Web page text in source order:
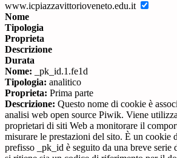
www.icpiazzavittorioveneto.edu.it
Nome
Tipologia
Proprieta
Descrizione
Durata
Nome: _pk_id.1.fe1d
Tipologia: analitico
Proprieta: Prima parte
Descrizione: Questo nome di cookie è
analisi web open source Piwik. Viene
proprietari di siti Web a monitorare il
misurare le prestazioni del sito. È un cookie
prefisso _pk_id è seguito da una breve serie